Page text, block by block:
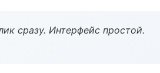
сразу. Интерфейс простой.